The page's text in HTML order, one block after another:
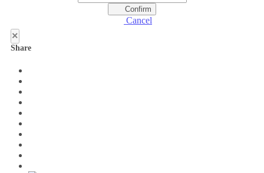
Confirm
Cancel
×
Share